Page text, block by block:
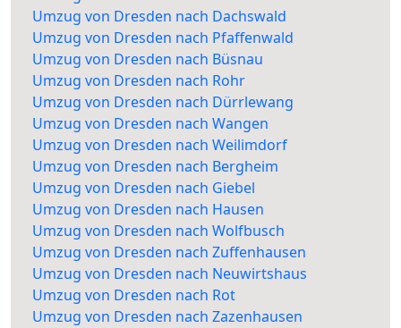
Umzug von Dresden nach Dachswald
Umzug von Dresden nach Pfaffenwald
Umzug von Dresden nach Büsnau
Umzug von Dresden nach Rohr
Umzug von Dresden nach Dürrlewang
Umzug von Dresden nach Wangen
Umzug von Dresden nach Weilimdorf
Umzug von Dresden nach Bergheim
Umzug von Dresden nach Giebel
Umzug von Dresden nach Hausen
Umzug von Dresden nach Wolfbusch
Umzug von Dresden nach Zuffenhausen
Umzug von Dresden nach Neuwirtshaus
Umzug von Dresden nach Rot
Umzug von Dresden nach Zazenhausen